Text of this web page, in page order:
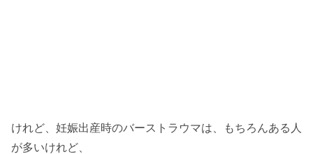
けれど、妊娠出産時のバーストラウマは、もちろんある人
が多いけれど、